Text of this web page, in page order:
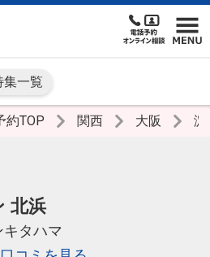
集一覧
約TOP 関西 大阪 淀
北浜
キタハマ